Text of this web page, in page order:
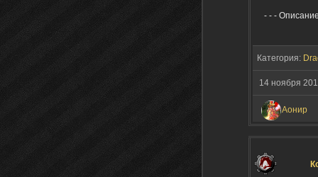
- - -
Категория:
14 ноября
Аонир